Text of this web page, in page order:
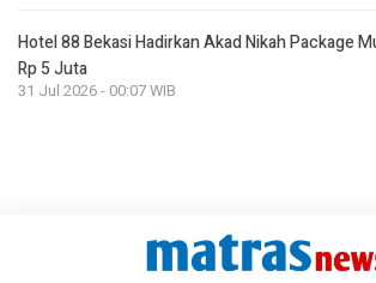
Hotel 88 Bekasi Hadirkan Akad Nikah Package
Rp 5 Juta
31 Jul 2026 - 00:07 WIB